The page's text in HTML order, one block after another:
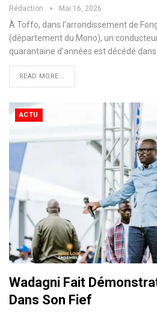
Rédaction Mai 16, 2026
À Toffo, dans l’arrondissement de
(département du Mono), un
quarantaine d’années est décédé dans
READ MORE...
ACTU
Wadagni Fait
Dans Son Fief